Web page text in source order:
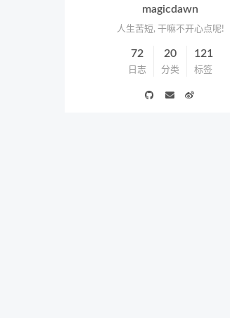
magicdawn
人生苦短, 干嘛不开心点呢!
72
日志
20
分类
121
标签